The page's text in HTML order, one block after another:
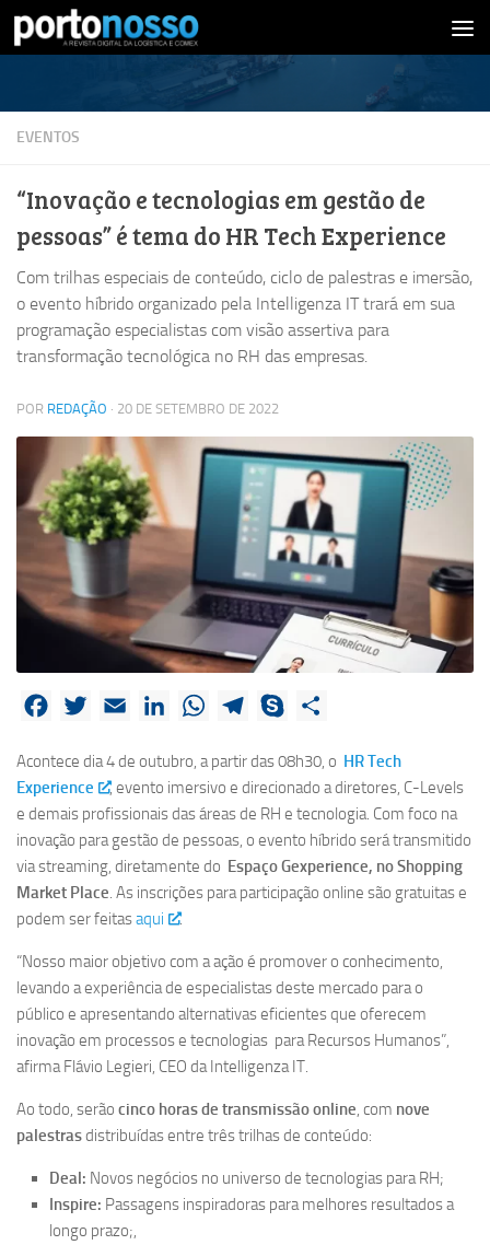
Skip to content
EVENTOS
“Inovação e tecnologias em gestão de
pessoas” é tema do HR Tech Experience
Com trilhas especiais de conteúdo, ciclo de palestras e imersão,
o evento híbrido organizado pela Intelligenza IT trará em sua
programação especialistas com visão assertiva para
transformação tecnológica no RH das empresas.
POR REDAÇÃO · 20 DE SETEMBRO DE 2022
Facebook
Twitter Email LinkedInWhatsAppTelegram
Skype
Acontece dia 4 de outubro, a partir das 08h30, o HR Tech
Experience
, evento imersivo e direcionado a diretores, C-Levels
e demais profissionais das áreas de RH e tecnologia. Com foco na
inovação para gestão de pessoas, o evento híbrido será transmitido
via streaming, diretamente do Espaço Gexperience, no Shopping
Market Place. As inscrições para participação online são gratuitas e
podem ser feitasaqui .
“Nosso maior objetivo com a ação é promover o conhecimento,
levando a experiência de especialistas deste mercado para o
público e apresentando alternativas eficientes que oferecem
inovação em processos e tecnologias para Recursos Humanos”,
afirma Flávio Legieri, CEO da Intelligenza IT.
Ao todo, serão cinco horas de transmissão online, com nove
palestrasdistribuídas entre três trilhas de conteúdo:
Deal: Novos negócios no universo de tecnologias para RH;
Inspire: Passagens inspiradoras para melhores resultados a
longo prazo;,